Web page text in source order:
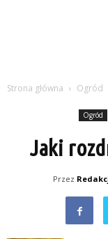
Strona główna Ogród
Ogród
Jaki
Przez